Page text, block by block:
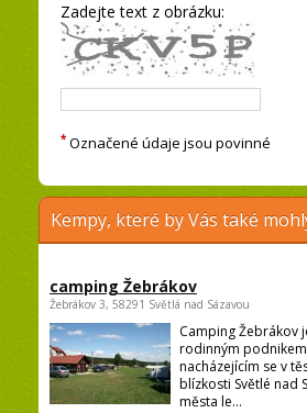
Zadejte text z obrázku:
* Označené údaje jsou povinné
Kempy, které by Vás také
camping Žebrákov
Žebrákov 3, 58291 Světlá nad Sázavou
Camping Žebrákov
rodinným podnikem
nacházejícím se v
blízkosti Světlé nad
města le...